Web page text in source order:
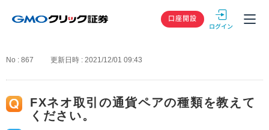
GMOクリック
口座開設
No : 867 更新日時 : 2021/12/01 09:43
FXネオ取引の通貨ペアの種類を教えて
ください。